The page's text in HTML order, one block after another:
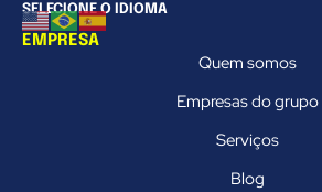
SELECIONE O IDIOMA
EMPRESA
Quem somos
Empresas do grupo
Serviços
Blog